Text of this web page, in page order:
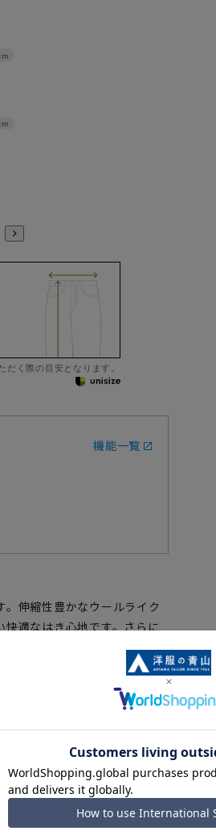
100
く際の目安となります。
機能一覧
伸縮性豊かなウールライク
適なはき心地です。さらに
はもちろん、普段はきとして
トに賛同しています。当製品